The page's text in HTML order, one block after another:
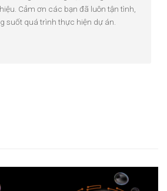
Cảm ơn các bạn đã luôn tận tình,
suốt quá trình thực hiện dự án.